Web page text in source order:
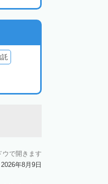
託
ウで開きます
年8月9日